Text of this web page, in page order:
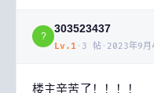
?
303523437
Lv. 1 · 3 帖 · 2023年9
楼主辛苦了！！！！